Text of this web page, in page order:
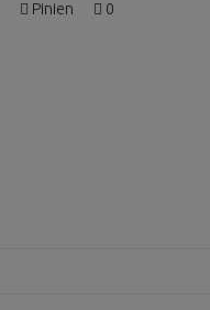
Pinien 0